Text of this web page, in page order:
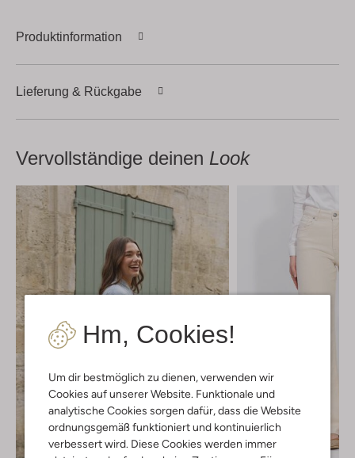
Hm, Cookies!
Um dir bestmöglich zu dienen, verwenden wir
Cookies auf unserer Website. Funktionale und
analytische Cookies sorgen dafür, dass die Website
ordnungsgemäß funktioniert und kontinuierlich
verbessert wird. Diese Cookies werden immer
Produktinformation
Lieferung & Rückgabe
Vervollständige deinen Look